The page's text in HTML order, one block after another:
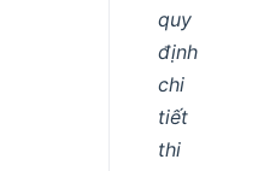
quy
định
chi
tiết
thi